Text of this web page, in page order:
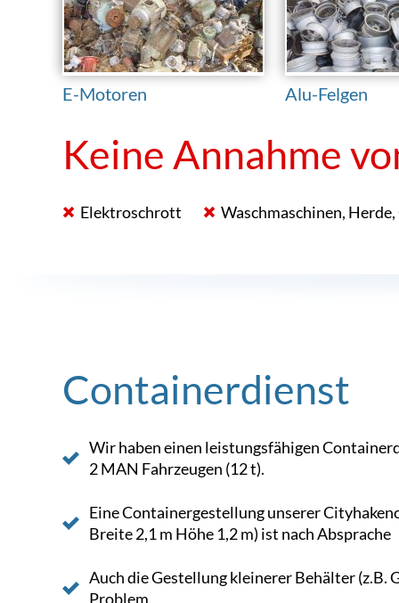
E-Motoren Alu-Felgen
Keine Annahme
Elektroschrott Waschmaschinen,
Containerdienst
Wir haben einen leistungsfähigen
2 MAN Fahrzeugen (12 t).
Eine Containergestellung unserer
Breite 2,1 m Höhe 1,2 m) ist nach
Auch die Gestellung kleinerer Behälter
Problem.